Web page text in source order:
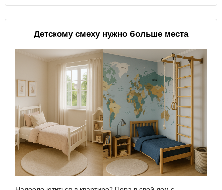
Детскому смеху нужно больше места